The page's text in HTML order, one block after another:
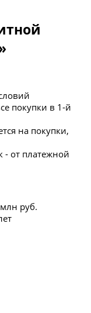
покупки в 1-й
на покупки,
- от платежной
руб.